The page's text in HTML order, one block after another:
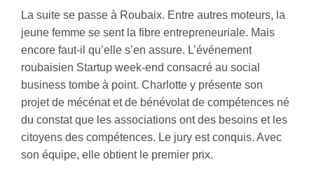
La suite se passe à Roubaix. Entre autres moteurs, la
jeune femme se sent la fibre entrepreneuriale. Mais
encore faut-il qu’elle s’en assure. L’événement
roubaisien Startup week-end consacré au social
business tombe à point. Charlotte y présente son
projet de mécénat et de bénévolat de compétences né
du constat que les associations ont des besoins et les
citoyens des compétences. Le jury est conquis. Avec
son équipe, elle obtient le premier prix.